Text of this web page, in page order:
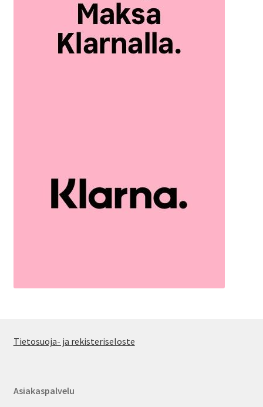
Tietosuoja- ja rekisteriseloste
Asiakaspalvelu